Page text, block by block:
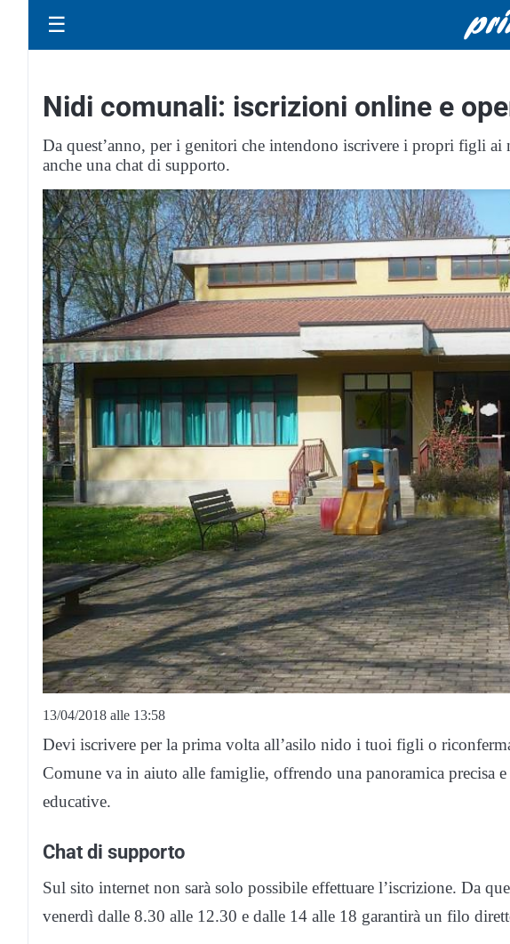
☰
Nidi comunali: iscrizioni online e
Da quest’anno, per i genitori che intendono iscrivere i propri figli ai
anche una chat di supporto.
13/04/2018 alle 13:58
Devi iscrivere per la prima volta all’asilo nido i tuoi figli o
Comune va in aiuto alle famiglie, offrendo una panoramica precisa
educative.
Chat di supporto
Sul sito internet non sarà solo possibile effettuare l’iscrizione. Da
venerdì dalle 8.30 alle 12.30 e dalle 14 alle 18 garantirà un filo